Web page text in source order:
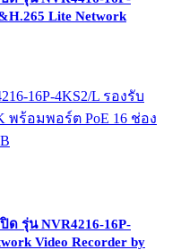
Lite Network
ด รุ่น NVR4216-16P-
Video Recorder by